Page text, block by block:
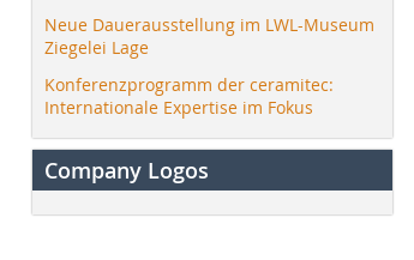
Neue Dauerausstellung im LWL-Museum
Ziegelei Lage
Konferenzprogramm der ceramitec:
Internationale Expertise im Fokus
Company Logos